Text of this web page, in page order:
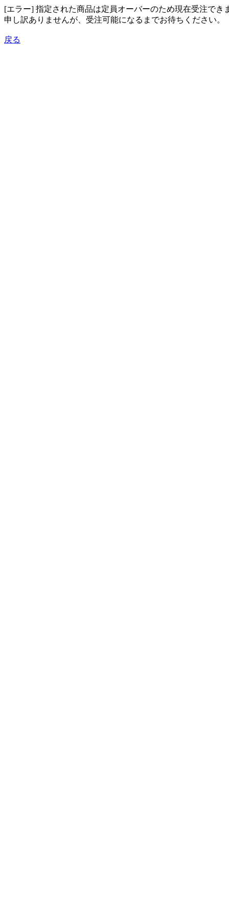
[エラー] 指定された商品は定員オーバーのため現在受注でき
申し訳ありませんが、受注可能になるまでお待ちください。
戻る